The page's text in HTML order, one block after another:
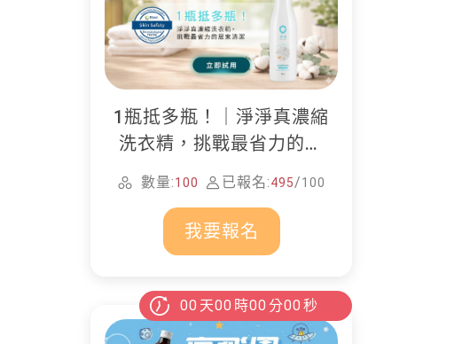
1瓶抵多瓶！｜淨淨真濃縮
洗衣精，挑戰最省力的居
家清潔
數量:100 已報名:495/100
我要報名
00 天00 時00 分00 秒